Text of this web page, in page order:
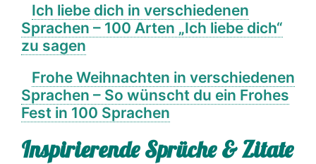
Ich liebe dich in verschiedenen
Sprachen – 100 Arten „Ich liebe dich“
zu sagen
Frohe Weihnachten in verschiedenen
Sprachen – So wünscht du ein Frohes
Fest in 100 Sprachen
Inspirierende Sprüche & Zitate